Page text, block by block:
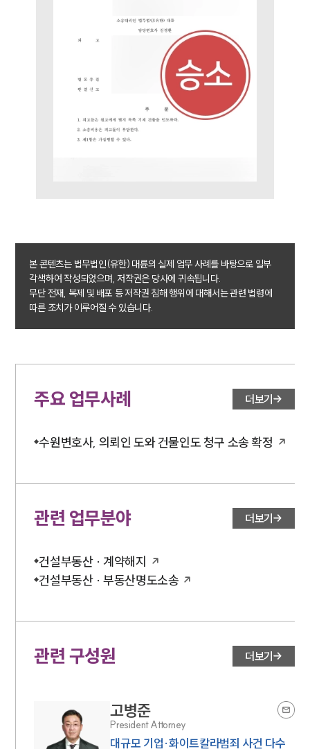
본 콘텐츠는 법무법인(유한) 대륜의 실제 업무 사례를 바탕으로 일부
각색하여 작성되었으며, 저작권은 당사에 귀속됩니다.
무단 전재, 복제 및 배포 등 저작권 침해 행위에 대해서는 관련 법령에
따른 조치가 이루어질 수 있습니다.
주요 업무사례 더보기
수원변호사, 의뢰인 도와 건물인도 청구 소송 확정
관련 업무분야 더보기
건설부동산 · 계약해지
건설부동산 · 부동산명도소송
관련 구성원 더보기
고병준
President Attorney
대규모 기업·화이트칼라범죄 사건 다수